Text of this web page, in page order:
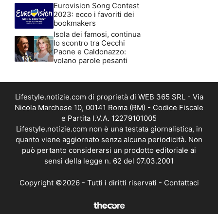
Eurovision Song Contest
2023: ecco i favoriti dei
bookmakers
Isola dei famosi, continua
lo scontro tra Cecchi
Paone e Caldonazzo:
volano parole pesanti
Lifestyle.notizie.com di proprietà di WEB 365 SRL - Via
Nicola Marchese 10, 00141 Roma (RM) - Codice Fiscale
e Partita I.V.A. 12279101005
Lifestyle.notizie.com non è una testata giornalistica, in
quanto viene aggiornato senza alcuna periodicità. Non
può pertanto considerarsi un prodotto editoriale ai
sensi della legge n. 62 del 07.03.2001
Copyright ©2026 - Tutti i diritti riservati - Contattaci